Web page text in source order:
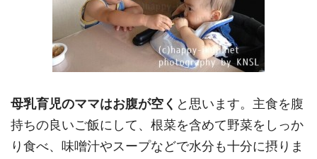
母乳育児のママはお腹が空く と思います。主食を腹
持ちの良いご飯にして、根菜を含めて野菜をしっか
り食べ、味噌汁やスープなどで水分も十分に摂りま